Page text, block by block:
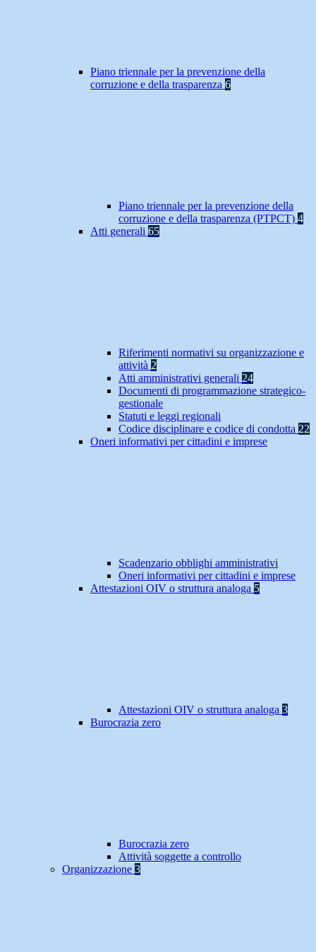
Piano triennale per la prevenzione della
corruzione e della trasparenza 6
Piano triennale per la prevenzione della
corruzione e della trasparenza (PTPCT) 4
Atti generali 65
Riferimenti normativi su organizzazione e
attività 2
Atti amministrativi generali 24
Documenti di programmazione strategico-
gestionale
Statuti e leggi regionali
Codice disciplinare e codice di condotta 22
Oneri informativi per cittadini e imprese
Scadenzario obblighi amministrativi
Oneri informativi per cittadini e imprese
Attestazioni OIV o struttura analoga 5
Attestazioni OIV o struttura analoga 3
Burocrazia zero
Burocrazia zero
Attività soggette a controllo
Organizzazione 3